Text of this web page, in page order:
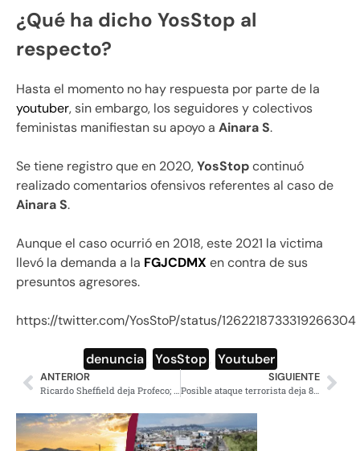
¿Qué ha dicho YosStop al
respecto?
Hasta el momento no hay respuesta por parte de la
youtuber, sin embargo, los seguidores y colectivos
feministas manifiestan su apoyo a Ainara S.
Se tiene registro que en 2020,YosStopcontinuó
realizado comentarios ofensivos referentes al caso de
Ainara S.
Aunque el caso ocurrió en 2018, este 2021 la victima
llevó la demanda a la FGJCDMX en contra de sus
presuntos agresores.
https://twitter.com/YosStoP/status/1262218733319266304
denuncia YosStop Youtuber
ANTERIOR SIGUIENTE
Posible ataque terrorista deja 8 heridos en Suecia